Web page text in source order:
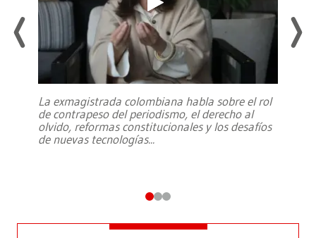
La exmagistrada colombiana habla sobre el rol
de contrapeso del periodismo, el derecho al
olvido, reformas constitucionales y los desafíos
de nuevas tecnologías...